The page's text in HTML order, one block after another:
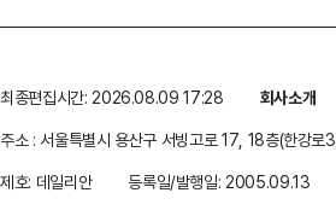
최종편집시간: 2026.08.09 17:28 회사소개
주소 : 서울특별시 용산구 서빙고로 17, 18층(한강로
제호: 데일리안
등록일/발행일: 2005.09.13